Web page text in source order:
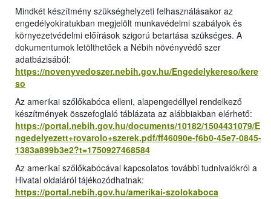
Mindkét készítmény szükséghelyzeti felhasználásakor az
engedélyokiratukban megjelölt munkavédelmi szabályok és
környezetvédelmi előírások szigorú betartása szükséges. A
dokumentumok letölthetőek a Nébih növényvédő szer
adatbázisából:
https://novenyvedoszer.nebih.gov.hu/Engedelykereso/kere
so
Az amerikai szőlőkabóca elleni, alapengedéllyel rendelkező
készítmények összefoglaló táblázata az alábbiakban elérhető:
https://portal.nebih.gov.hu/documents/10182/1504431079/E
ngedelyezett+rovarolo+szerek.pdf/ff46090e-f6b0-45e7-0845-
1383a899b3e2?t=1750927468584
Az amerikai szőlőkabócával kapcsolatos további tudnivalókról a
Hivatal oldaláról tájékozódhatnak:
https://portal.nebih.gov.hu/amerikai-szolokaboca